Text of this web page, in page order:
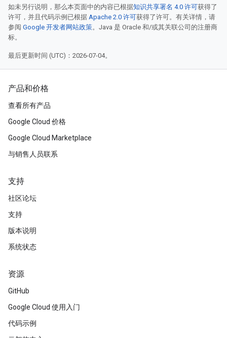
如未另行说明，那么本页面中的内容已根据知识共享署名 4.0 许可获得了
许可，并且代码示例已根据 Apache 2.0 许可获得了许可。有关详情，请
参阅 Google 开发者网站政策。Java 是 Oracle 和/或其关联公司的注册商
标。
最后更新时间 (UTC)：2026-07-04。
产品和价格
查看所有产品
Google Cloud 价格
Google Cloud Marketplace
与销售人员联系
支持
社区论坛
支持
版本说明
系统状态
资源
GitHub
Google Cloud 使用入门
代码示例